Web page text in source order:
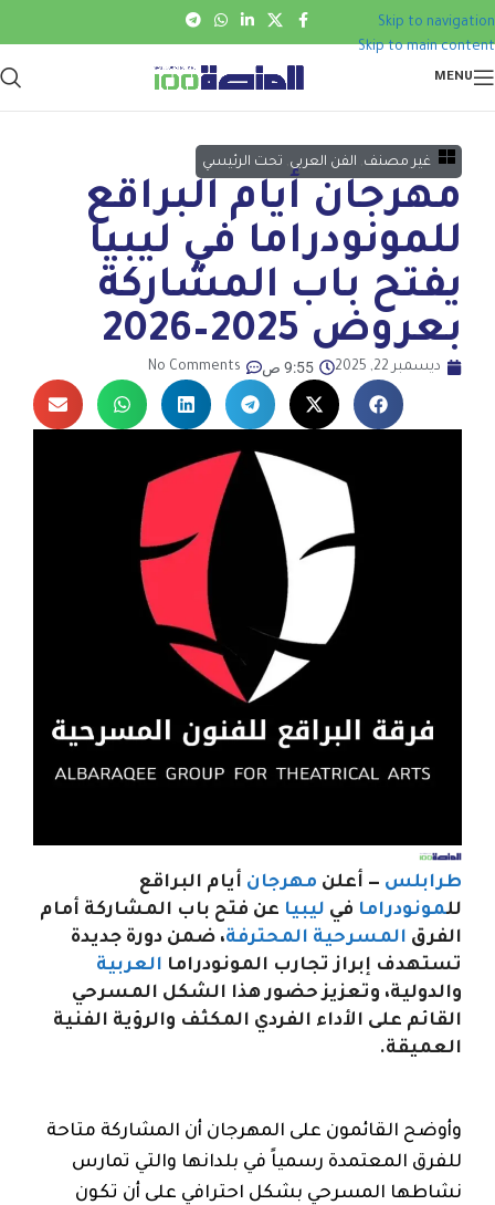
Skip to navigation
Skip to main content
MENU
غير مصنف الفن العربي تحت الرئيسي
مهرجان أيام البراقع
للمونودراما في ليبيا
يفتح باب المشاركة
بعروض 2025–2026
ديسمبر 22, 2025 9:55 ص No Comments
طرابلس — أعلن مهرجان أيام البراقع
للمونودراما في ليبيا عن فتح باب المشاركة أمام
الفرق المسرحية المحترفة، ضمن دورة جديدة
تستهدف إبراز تجارب المونودراما العربية
والدولية، وتعزيز حضور هذا الشكل المسرحي
القائم على الأداء الفردي المكثف والرؤية الفنية
العميقة.
وأوضح القائمون على المهرجان أن المشاركة متاحة
للفرق المعتمدة رسمياً في بلدانها والتي تمارس
نشاطها المسرحي بشكل احترافي على أن تكون